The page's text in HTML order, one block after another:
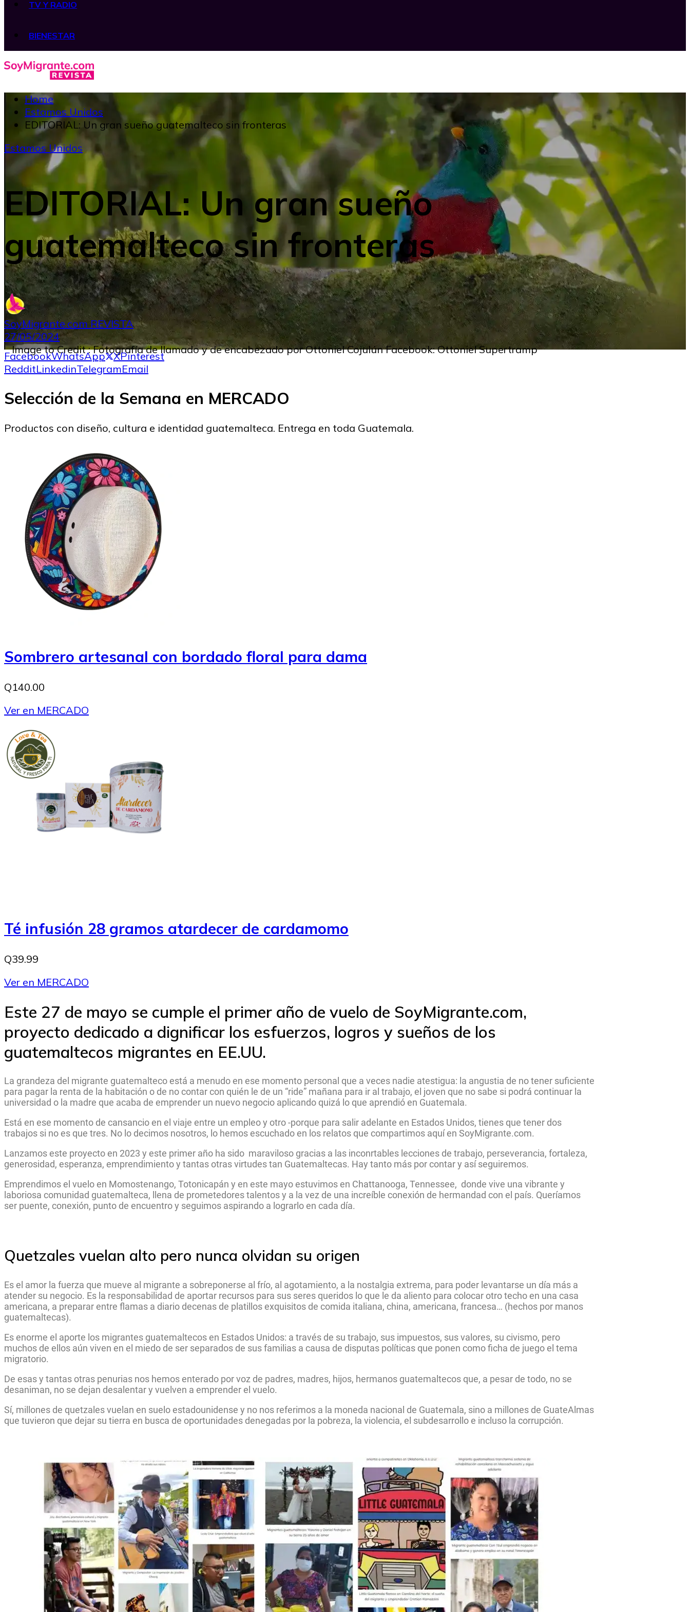
TV Y RADIO
BIENESTAR
Home
Estamos Unidos
EDITORIAL: Un gran sueño guatemalteco sin fronteras
Estamos Unidos
EDITORIAL: Un gran sueño
guatemalteco sin fronteras
SoyMigrante.com REVISTA
27/05/2024
Image to Credit : Fotografía de llamado y de encabezado por Ottoniel Cojulún Facebook: Ottoniel Supertramp
FacebookWhatsApp XPinterest
RedditLinkedinTelegramEmail
Selección de la Semana en MERCADO
Productos con diseño, cultura e identidad guatemalteca. Entrega en toda Guatemala.
Sombrero artesanal con bordado floral para dama
Q140.00
Ver en MERCADO
Té infusión 28 gramos atardecer de cardamomo
Q39.99
Ver en MERCADO
Este 27 de mayo se cumple el primer año de vuelo de SoyMigrante.com,
proyecto dedicado a dignificar los esfuerzos, logros y sueños de los
guatemaltecos migrantes en EE.UU.
La grandeza del migrante guatemalteco está a menudo en ese momento personal que a veces nadie atestigua: la angustia de no tener suficiente
para pagar la renta de la habitación o de no contar con quién le de un “ride” mañana para ir al trabajo, el joven que no sabe si podrá continuar la
universidad o la madre que acaba de emprender un nuevo negocio aplicando quizá lo que aprendió en Guatemala.
Está en ese momento de cansancio en el viaje entre un empleo y otro -porque para salir adelante en Estados Unidos, tienes que tener dos
trabajos si no es que tres. No lo decimos nosotros, lo hemos escuchado en los relatos que compartimos aquí en SoyMigrante.com.
Lanzamos este proyecto en 2023 y este primer año ha sido maraviloso gracias a las inconrtables lecciones de trabajo, perseverancia, fortaleza,
generosidad, esperanza, emprendimiento y tantas otras virtudes tan Guatemaltecas. Hay tanto más por contar y así seguiremos.
Emprendimos el vuelo en Momostenango, Totonicapán y en este mayo estuvimos en Chattanooga, Tennessee, donde vive una vibrante y
laboriosa comunidad guatemalteca, llena de prometedores talentos y a la vez de una increíble conexión de hermandad con el país. Queríamos
ser puente, conexión, punto de encuentro y seguimos aspirando a lograrlo en cada día.
Quetzales vuelan alto pero nunca olvidan su origen
Es el amor la fuerza que mueve al migrante a sobreponerse al frío, al agotamiento, a la nostalgia extrema, para poder levantarse un día más a
atender su negocio. Es la responsabilidad de aportar recursos para sus seres queridos lo que le da aliento para colocar otro techo en una casa
americana, a preparar entre flamas a diario decenas de platillos exquisitos de comida italiana, china, americana, francesa… (hechos por manos
guatemaltecas).
Es enorme el aporte los migrantes guatemaltecos en Estados Unidos: a través de su trabajo, sus impuestos, sus valores, su civismo, pero
muchos de ellos aún viven en el miedo de ser separados de sus familias a causa de disputas políticas que ponen como ficha de juego el tema
migratorio.
De esas y tantas otras penurias nos hemos enterado por voz de padres, madres, hijos, hermanos guatemaltecos que, a pesar de todo, no se
desaniman, no se dejan desalentar y vuelven a emprender el vuelo.
Sí, millones de quetzales vuelan en suelo estadounidense y no nos referimos a la moneda nacional de Guatemala, sino a millones de GuateAlmas
que tuvieron que dejar su tierra en busca de oportunidades denegadas por la pobreza, la violencia, el subdesarrollo e incluso la corrupción.